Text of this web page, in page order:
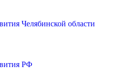
Челябинской области
РФ